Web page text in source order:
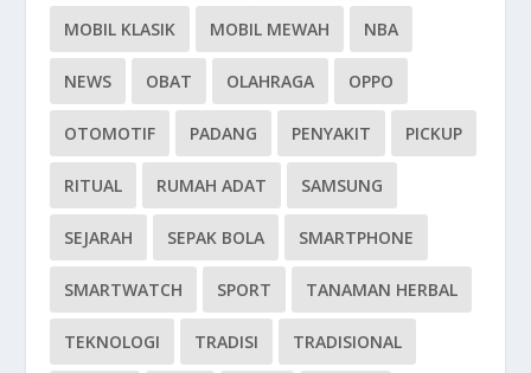
MOBIL KLASIK MOBIL MEWAH NBA
NEWS OBAT OLAHRAGA OPPO
OTOMOTIF PADANG PENYAKIT PICKUP
RITUAL RUMAH ADAT SAMSUNG
SEJARAH SEPAK BOLA SMARTPHONE
SMARTWATCH SPORT TANAMAN HERBAL
TEKNOLOGI TRADISI TRADISIONAL